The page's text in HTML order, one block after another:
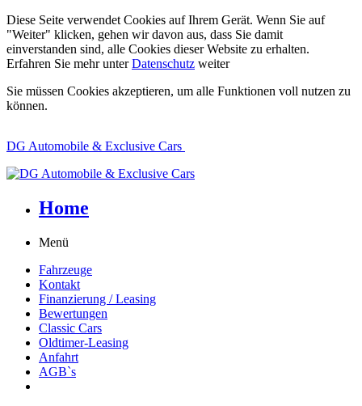
Diese Seite verwendet Cookies auf Ihrem Gerät. Wenn Sie auf
"Weiter" klicken, gehen wir davon aus, dass Sie damit
einverstanden sind, alle Cookies dieser Website zu erhalten.
Erfahren Sie mehr unterDatenschutz weiter
Sie müssen Cookies akzeptieren, um alle Funktionen voll nutzen zu
können.
DG Automobile & Exclusive Cars
Home
Menü
Fahrzeuge
Kontakt
Finanzierung / Leasing
Bewertungen
Classic Cars
Oldtimer-Leasing
Anfahrt
AGB`s